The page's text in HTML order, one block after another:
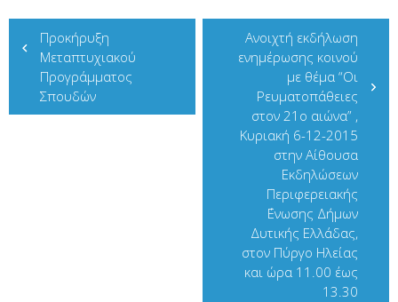
Πλοήγηση
άρθρων
Προκήρυξη
Μεταπτυχιακού
Προγράμματος
Σπουδών
Ανοιχτή εκδήλωση
ενημέρωσης κοινού
με θέμα “Οι
Ρευματοπάθειες
στον 21ο αιώνα” ,
Κυριακή 6-12-2015
στην Αίθουσα
Εκδηλώσεων
Περιφερειακής
΄Ενωσης Δήμων
Δυτικής Ελλάδας,
στον Πύργο Ηλείας
και ώρα 11.00 έως
13.30